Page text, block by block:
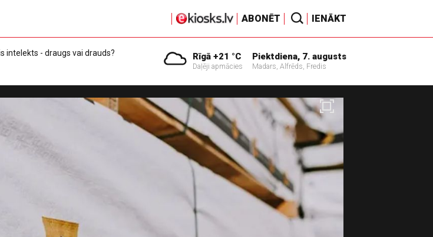
ABONĒT IENĀKT
intelekts - draugs vai drauds?
Rīgā +21 °C
Daļēji apmācies
Piektdiena, 7. augusts
Madars, Alfrēds, Fredis